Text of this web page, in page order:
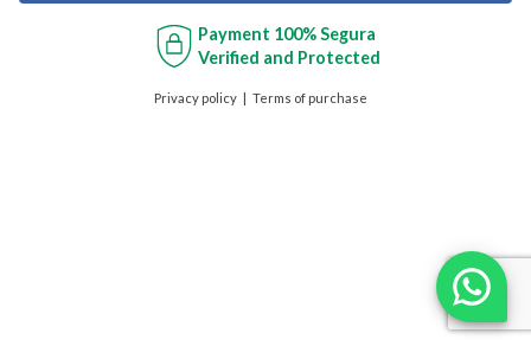
Payment 100% Segura
Verified and Protected
Privacy policy Terms of purchase